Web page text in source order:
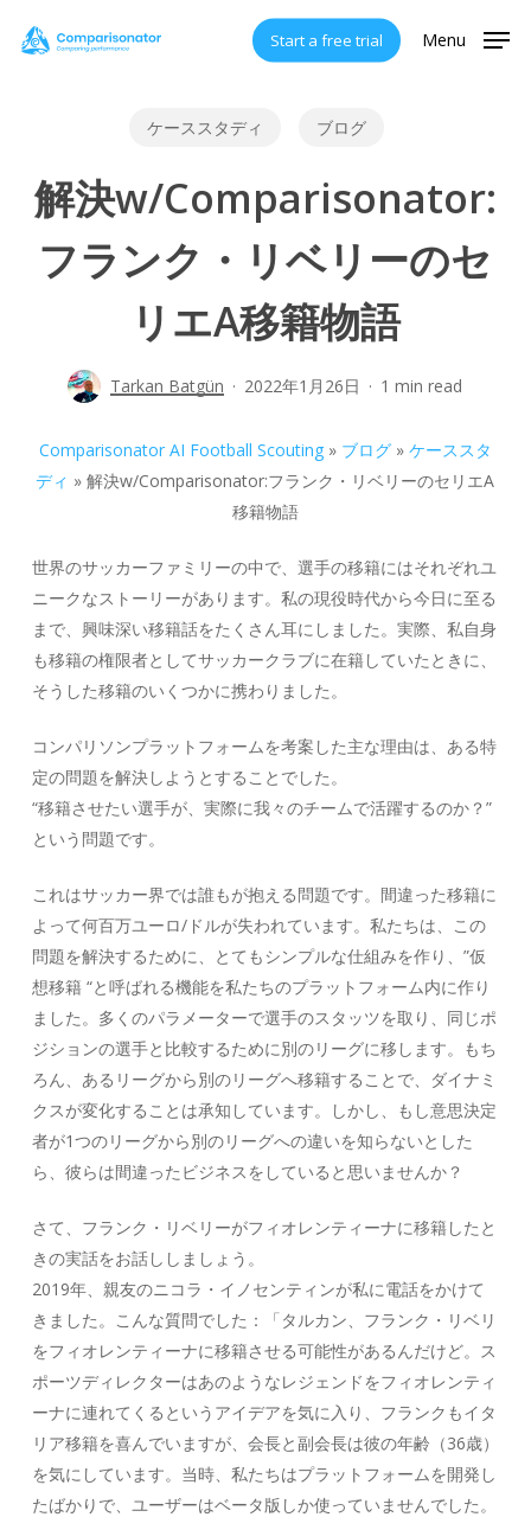
Start a free trial Menu
ケーススタディ ブログ
解決w/Comparisonator:
フランク・リベリーのセ
リエA移籍物語
Tarkan Batgün 2022年1月26日 1 min read
Comparisonator AI Football Scouting» ブログ» ケーススタ
ディ »解決w/Comparisonator:フランク・リベリーのセリエA
移籍物語
世界のサッカーファミリーの中で、選手の移籍にはそれぞれユ
ニークなストーリーがあります。私の現役時代から今日に至る
まで、興味深い移籍話をたくさん耳にしました。実際、私自身
も移籍の権限者としてサッカークラブに在籍していたときに、
そうした移籍のいくつかに携わりました。
コンパリソンプラットフォームを考案した主な理由は、ある特
定の問題を解決しようとすることでした。
“移籍させたい選手が、実際に我々のチームで活躍するのか？”
という問題です。
これはサッカー界では誰もが抱える問題です。間違った移籍に
よって何百万ユーロ/ドルが失われています。私たちは、この
問題を解決するために、とてもシンプルな仕組みを作り、”仮
想移籍 “と呼ばれる機能を私たちのプラットフォーム内に作り
ました。多くのパラメーターで選手のスタッツを取り、同じポ
ジションの選手と比較するために別のリーグに移します。もち
ろん、あるリーグから別のリーグへ移籍することで、ダイナミ
クスが変化することは承知しています。しかし、もし意思決定
者が1つのリーグから別のリーグへの違いを知らないとした
ら、彼らは間違ったビジネスをしていると思いませんか？
さて、フランク・リベリーがフィオレンティーナに移籍したと
きの実話をお話ししましょう。
2019年、親友のニコラ・イノセンティンが私に電話をかけて
きました。こんな質問でした：「タルカン、フランク・リベリ
をフィオレンティーナに移籍させる可能性があるんだけど。ス
ポーツディレクターはあのようなレジェンドをフィオレンティ
ーナに連れてくるというアイデアを気に入り、フランクもイタ
リア移籍を喜んでいますが、会長と副会長は彼の年齢（36歳）
を気にしています。当時、私たちはプラットフォームを開発し
たばかりで、ユーザーはベータ版しか使っていませんでした。